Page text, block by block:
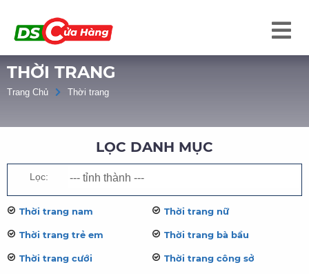
THỜI TRANG
Trang Chủ Thời trang
LỌC DANH MỤC
Lọc:
Thời trang nam Thời trang nữ
Thời trang trẻ em Thời trang bà bầu
Thời trang cưới Thời trang công sở